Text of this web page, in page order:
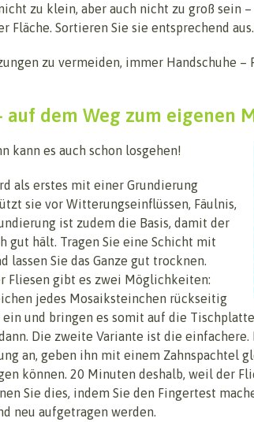
zu klein, aber auch nicht zu groß sein
Fläche. Sortieren Sie sie entsprechend aus.
zu vermeiden, immer Handschuhe
auf dem Weg zum eigenen
kann es auch schon losgehen!
als erstes mit einer Grundierung
sie vor Witterungseinflüssen, Fäulnis,
ist zudem die Basis, damit der
gut hält. Tragen Sie eine Schicht mit
lassen Sie das Ganze gut trocknen.
Fliesen gibt es zwei Möglichkeiten:
jedes Mosaiksteinchen rückseitig
und bringen es somit auf die
Die zweite Variante ist die einfachere.
an, geben ihn mit einem Zahnspachtel
können. 20 Minuten deshalb, weil der
Sie dies, indem Sie den Fingertest
neu aufgetragen werden.